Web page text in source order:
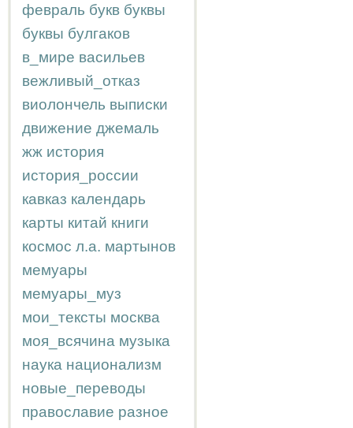
февраль букв буквы
буквы булгаков
в_мире васильев
вежливый_отказ
виолончель выписки
движение джемаль
жж история
история_россии
кавказ календарь
карты китай книги
космос л.а. мартынов
мемуары
мемуары_муз
мои_тексты москва
моя_всячина музыка
наука национализм
новые_переводы
православие разное